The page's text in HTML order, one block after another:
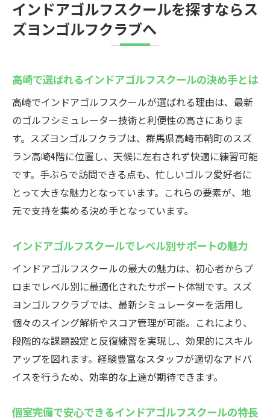
インドアゴルフスクールを探すならス
ズヨンゴルフクラブへ
高崎で選ばれるインドアゴルフスクールの決め手とは
高崎でインドアゴルフスクールが選ばれる理由は、最新
のゴルフシミュレーター技術と利便性の高さにありま
す。スズヨンゴルフクラブは、群馬県高崎市鞘町のスズ
ラン高崎4階に位置し、天候に左右されず快適に練習可能
です。手ぶらで訪問できる点も、忙しいゴルフ愛好者に
とって大きな魅力となっています。これらの要素が、地
元で支持を集める決め手となっています。
インドアゴルフスクールでレベル別サポートの魅力
インドアゴルフスクールの最大の魅力は、初心者からプ
ロまでレベル別に最適化されたサポート体制です。スズ
ヨンゴルフクラブでは、最新シミュレーターを活用し
個々のスイング解析やスコア管理が可能。これにより、
段階的な課題設定と反復練習を実現し、効果的にスキル
アップを図れます。経験豊富なスタッフが適切なアドバ
イスを行うため、効率的な上達が期待できます。
個室完備で安心できるインドアゴルフスクールの特長